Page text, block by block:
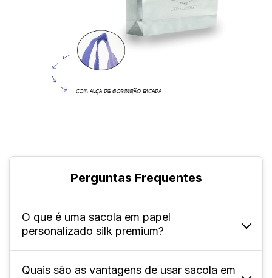
Perguntas Frequentes
O que é uma sacola em papel
personalizado silk premium?
Ela é uma sacola feita de papel offset 150g e
Quais são as vantagens de usar sacola em